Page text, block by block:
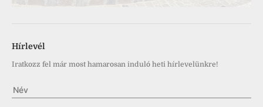
Hírlevél
Iratkozz fel már most hamarosan induló heti hírlevelünkre!